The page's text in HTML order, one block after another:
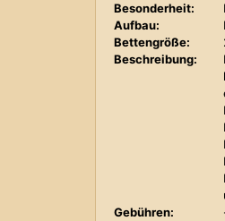
Besonderheit:
Aufbau:
Bettengröße:
Beschreibung:
Gebühren: